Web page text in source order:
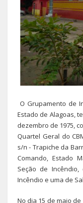
O Grupamento de
Estado de Alagoas,
dezembro de 1975,
Quartel Geral do
s/n - Trapiche da
Comando, Estado
Seção de
Incêndio e uma de
No dia 15 de maio